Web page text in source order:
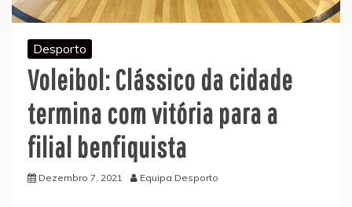
Desporto
Voleibol: Clássico da cidade
termina com vitória para a
filial benfiquista
Dezembro 7, 2021 Equipa Desporto